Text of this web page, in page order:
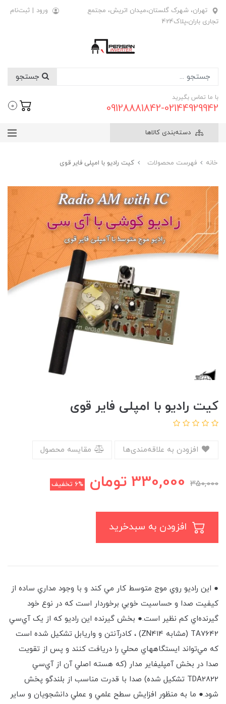
تهران، شهرک گلستان،میدان اتریش، مجتمع
تجاری باران،پلاک424
ورود | ثبت‌نام
با ما تماس بگیرید
09128881842-02144929942
0
دسته‌بندی کالاها
خانه فهرست محصولات کیت رادیو با امپلی فایر قوی
کیت رادیو با امپلی فایر قوی
مقایسه محصول
350,000
330,000 تومان 6% تخفیف
● اين راديو روي موج متوسط كار مي‏ كند و با وجود مداري ساده از
كيفيت صدا و حساسيت خوبي برخوردار است که در نوع خود
گيرنده‌اي کم نظير است.● بخش گيرنده اين راديو که از يک آي‌سي
TA7642 (مشابه ZN414) ، کادرآنتن و واريابل تشکيل شده است
که مي‌تواند ايستگاههاي محلي را دريافت کنند و پس از تقويت
صدا در بخش آمپلي⁪فاير مدار (که هسته اصلي آن از آي‌سي
TDA2822 تشکيل شده) صدا با قدرت مناسب از بلندگو پخش
شود.● ما به منظور افزايش سطح علمي و عملي دانشجويان و ساير